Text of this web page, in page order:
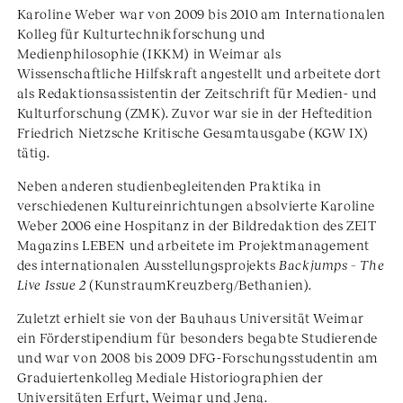
Karoline Weber war von 2009 bis 2010 am Internationalen
Kolleg für Kulturtechnikforschung und
Medienphilosophie (IKKM) in Weimar als
Wissenschaftliche Hilfskraft angestellt und arbeitete dort
als Redaktionsassistentin der Zeitschrift für Medien- und
Kulturforschung (ZMK). Zuvor war sie in der Heftedition
Friedrich Nietzsche Kritische Gesamtausgabe (KGW IX)
tätig.
Neben anderen studienbegleitenden Praktika in
verschiedenen Kultureinrichtungen absolvierte Karoline
Weber 2006 eine Hospitanz in der Bildredaktion des ZEIT
Magazins LEBEN und arbeitete im Projektmanagement
des internationalen Ausstellungsprojekts Backjumps – The
Live Issue 2 (KunstraumKreuzberg/Bethanien).
Zuletzt erhielt sie von der Bauhaus Universität Weimar
ein Förderstipendium für besonders begabte Studierende
und war von 2008 bis 2009 DFG-Forschungsstudentin am
Graduiertenkolleg Mediale Historiographien der
Universitäten Erfurt, Weimar und Jena.